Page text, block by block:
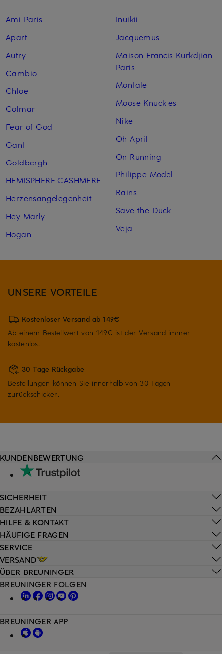
Ami Paris
Apart
Autry
Cambio
Chloe
Colmar
Fear of God
Gant
Goldbergh
HEMISPHERE CASHMERE
Herzensangelegenheit
Hey Marly
Hogan
Inuikii
Jacquemus
Maison Francis Kurkdjian
Paris
Montale
Moose Knuckles
Nike
Oh April
On Running
Philippe Model
Rains
Save the Duck
Veja
UNSERE VORTEILE
Kostenloser Versand ab 149€
Ab einem Bestellwert von 149€ ist der Versand immer
kostenlos.
30 Tage Rückgabe
Bestellungen können Sie innerhalb von 30 Tagen
zurückschicken.
HILFE & KONTAKT
HÄUFIGE FRAGEN
SERVICE
VERSAND
KUNDENBEWERTUNG
SICHERHEIT
BEZAHLARTEN
ÜBER BREUNINGER
BREUNINGER FOLGEN
BREUNINGER APP